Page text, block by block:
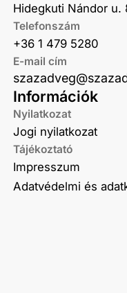
Információk
Nyilatkozat
Jogi nyilatkozat
Tájékoztató
Impresszum
Adatvédelmi és
Hidegkuti Nándor u.
Telefonszám
+36 1 479 5280
E-mail cím